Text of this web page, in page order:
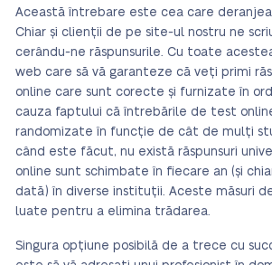
Această întrebare este cea care
Chiar și clienții de pe site-ul nostru ne
cerându-ne răspunsurile. Cu toate
web care să vă garanteze că veți primi
online care sunt corecte și furnizate în
cauza faptului că întrebările de test
randomizate în funcție de cât de mulți
când este făcut, nu există răspunsuri
online sunt schimbate în fiecare an (și
dată) în diverse instituții. Aceste măsuri
luate pentru a elimina trădarea.
Singura opțiune posibilă de a trece cu